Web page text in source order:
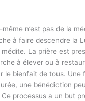
n’est pas de la
à faire descendre la
La prière est
à élever ou à
le bienfait de tous. Une
une bénédiction
processus a un but